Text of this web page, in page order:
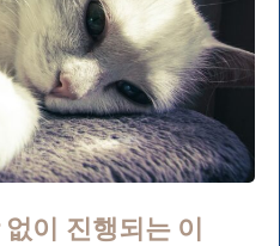
이 진행되는 이